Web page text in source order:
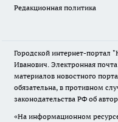
Редакционная политика
Городской интернет-портал
Иванович. Электронная
материалов новостного
обязательна, в противном
законодательства РФ об
«На информационном